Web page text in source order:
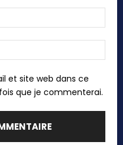
:*
:
et site web dans ce
que je commenterai.